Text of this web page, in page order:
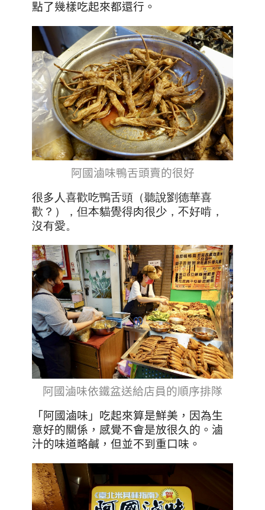
點了幾樣吃起來都還行 。
阿國滷味鴨舌頭賣的很好
很多人喜歡吃鴨舌頭（聽說劉德華喜
歡？），但本貓覺得肉很少，不好啃，
沒有愛。
阿國滷味依鐵盆送給店員的順序排隊
「阿國滷味」吃起來算是鮮美，因為生
意好的關係，感覺不會是放很久的。滷
汁的味道略鹹，但並不到重口味。